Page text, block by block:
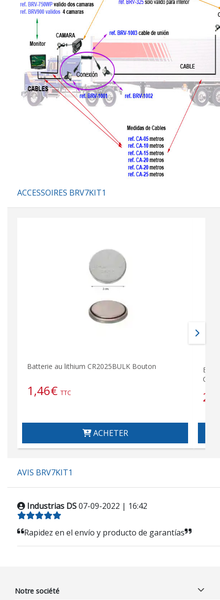
ACCESSOIRES BRV7KIT1
Batterie au lithium CR2025BULK Bouton
1,46€ TTC
ACHETER
AVIS BRV7KIT1
Industrias DS07-09-2022 | 16:42
Rapidez en el envío y producto de garantías
Notre société